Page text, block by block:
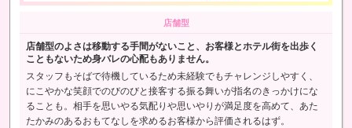
店舗型
店舗型のよさは移動する手間がないこと、お客様とホテル街を出歩く
こともないため身バレの心配もありません。
スタッフもそばで待機しているため未経験でもチャレンジしやすく、
にこやかな笑顔でのびのびと接客する振る舞いが指名のきっかけにな
ることも。相手を思いやる気配りや思いやりが満足度を高めて、あた
たかみのあるおもてなしを求めるお客様から評価されるはず。